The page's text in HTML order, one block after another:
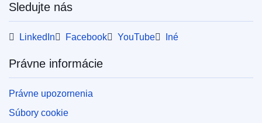
Sledujte nás
LinkedIn Facebook YouTube Iné
Právne informácie
Právne upozornenia
Súbory cookie